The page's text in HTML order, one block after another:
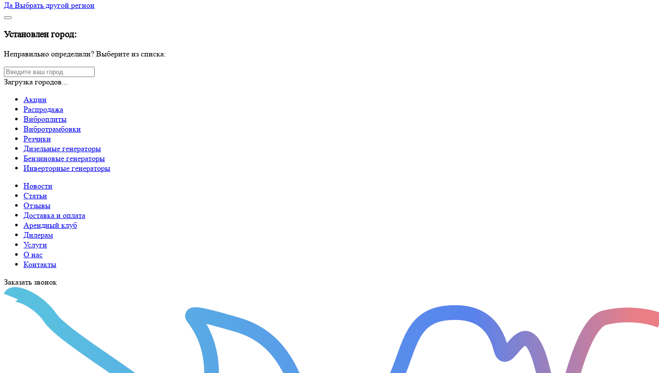
Да Выбрать другой регион
Установлен город:
Неправильно определили? Выберите из списка:
Загрузка городов...
Акции
Распродажа
Виброплиты
Вибротрамбовки
Резчики
Дизельные генераторы
Бензиновые генераторы
Инверторные генераторы
Новости
Статьи
Отзывы
Доставка и оплата
Арендный клуб
Дилерам
Услуги
О нас
Контакты
Заказать звонок